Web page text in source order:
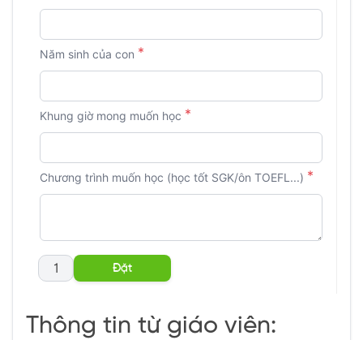
Năm sinh của con *
Khung giờ mong muốn học *
Chương trình muốn học (học tốt SGK/ôn TOEFL...) *
Thông tin từ giáo viên: